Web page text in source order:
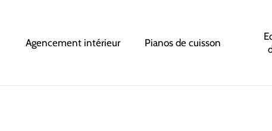
Agencement intérieur Pianos de cuisson